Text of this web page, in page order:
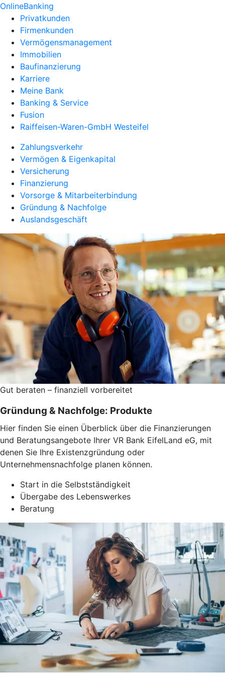
OnlineBanking
Privatkunden
Firmenkunden
Vermögensmanagement
Immobilien
Baufinanzierung
Karriere
Meine Bank
Banking & Service
Fusion
Raiffeisen-Waren-GmbH Westeifel
Zahlungsverkehr
Vermögen & Eigenkapital
Versicherung
Finanzierung
Vorsorge & Mitarbeiterbindung
Gründung & Nachfolge
Auslandsgeschäft
Gut beraten – finanziell vorbereitet
Gründung & Nachfolge: Produkte
Hier finden Sie einen Überblick über die Finanzierungen
und Beratungsangebote Ihrer VR Bank EifelLand eG, mit
denen Sie Ihre Existenzgründung oder
Unternehmensnachfolge planen können.
Start in die Selbstständigkeit
Übergabe des Lebenswerkes
Beratung